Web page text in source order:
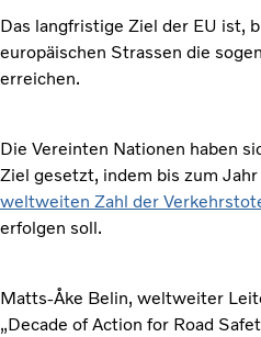
Das langfristige Ziel der EU ist,
europäischen Strassen die
erreichen.
Die Vereinten Nationen haben
Ziel gesetzt, indem bis zum
weltweiten Zahl der
erfolgen soll.
Matts-Åke Belin, weltweiter
„Decade of Action for Road